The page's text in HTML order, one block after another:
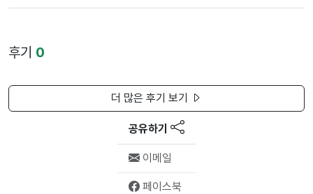
후기 0
더 많은 후기 보기
공유하기
이메일
페이스북